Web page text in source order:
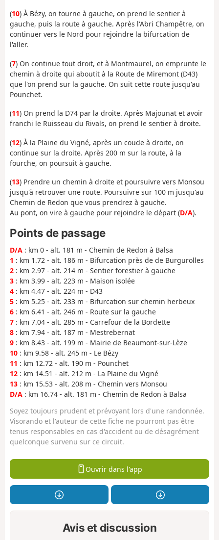
(10) À Bézy, on tourne à gauche, on prend le sentier à
gauche, puis la route à gauche. Après l'Abri Champêtre, on
continuer vers le Nord pour rejoindre la bifurcation de
l'aller.
(7) On continue tout droit, et à Montmaurel, on emprunte le
chemin à droite qui aboutit à la Route de Miremont (D43)
que l'on prend sur la gauche. On suit cette route jusqu'au
Pounchet.
(11) On prend la D74 par la droite. Après Majounat et avoir
franchi le Ruisseau du Rivals, on prend le sentier à droite.
(12) À la Plaine du Vigné, après un coude à droite, on
continue sur la droite. Après 200 m sur la route, à la
fourche, on poursuit à gauche.
(13) Prendre un chemin à droite et poursuivre vers Monsou
jusqu'à retrouver une route. Poursuivre sur 100 m jusqu'au
Chemin de Redon que vous prendrez à gauche.
Au pont, on vire à gauche pour rejoindre le départ (D/A).
Points de passage
D/A : km 0 - alt. 181 m - Chemin de Redon à Balsa
1 : km 1.72 - alt. 186 m - Bifurcation près de de Burgurolles
2 : km 2.97 - alt. 214 m - Sentier forestier à gauche
3 : km 3.99 - alt. 223 m - Maison isolée
4 : km 4.47 - alt. 224 m - D43
5 : km 5.25 - alt. 233 m - Bifurcation sur chemin herbeux
6 : km 6.41 - alt. 246 m - Route sur la gauche
7 : km 7.04 - alt. 285 m - Carrefour de la Bordette
8 : km 7.94 - alt. 187 m - Mestrebernat
9 : km 8.43 - alt. 199 m - Mairie de Beaumont-sur-Lèze
10 : km 9.58 - alt. 245 m - Le Bézy
11 : km 12.72 - alt. 190 m - Pounchet
12 : km 14.51 - alt. 212 m - La Plaine du Vigné
13 : km 15.53 - alt. 208 m - Chemin vers Monsou
D/A : km 16.74 - alt. 181 m - Chemin de Redon à Balsa
Soyez toujours prudent et prévoyant lors d'une randonnée.
Visorando et l'auteur de cette fiche ne pourront pas être
tenus responsables en cas d'accident ou de désagrément
quelconque survenu sur ce circuit.
Ouvrir dans l'app
Avis et discussion